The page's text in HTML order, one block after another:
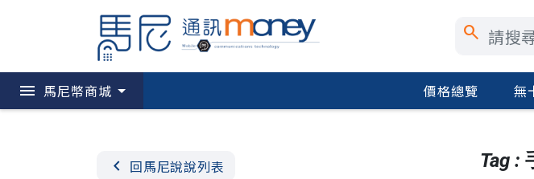
search
menu 馬尼幣商城 價格總覽 無
chevron_left 回馬尼說說列表 Tag :